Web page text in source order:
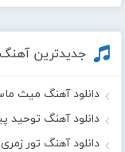
جدیدترین
دانلود آهنگ میث
دانلود آهنگ
دانلود آهنگ تور